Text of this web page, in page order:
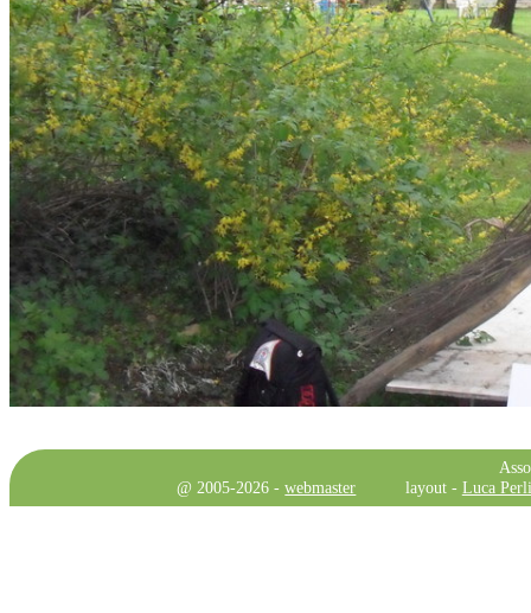
@ 2005-2026 -webmaster layout - Luca